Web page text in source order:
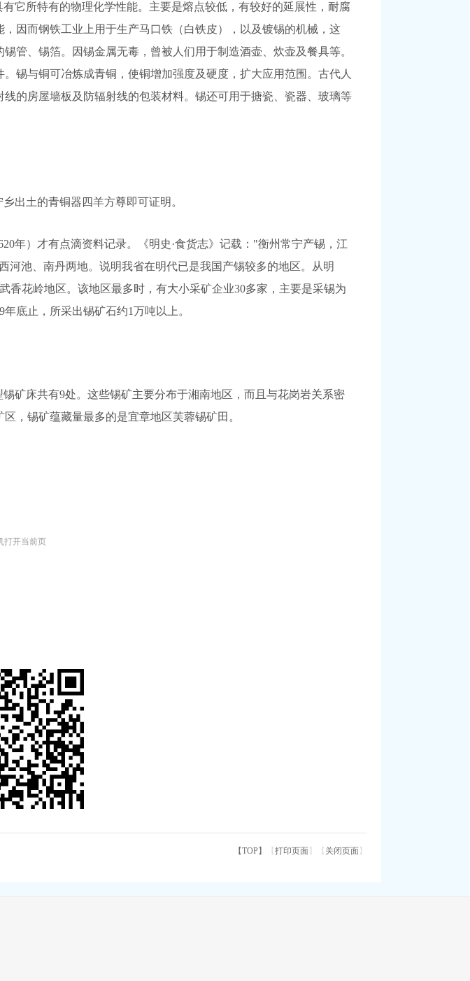
它所特有的物理化学性能。主要是熔点较低，有较好的延展性，耐腐
因而钢铁工业上用于生产马口铁（白铁皮），以及镀锡的机械，这
管、锡箔。因锡金属无毒，曾被人们用于制造酒壶、炊壶及餐具等。
锡与铜可冶炼成青铜，使铜增加强度及硬度，扩大应用范围。古代人
的房屋墙板及防辐射线的包装材料。锡还可用于搪瓷、瓷器、玻璃等
出土的青铜器四羊方尊即可证明。
年）才有点滴资料记录。《明史·食货志》记载："衡州常宁产锡，江
池、南丹两地。说明我省在明代已是我国产锡较多的地区。从明
香花岭地区。该地区最多时，有大小采矿企业30多家，主要是采锡为
底止，所采出锡矿石约1万吨以上。
矿床共有9处。这些锡矿主要分布于湘南地区，而且与花岗岩关系密
，锡矿蕴藏量最多的是宜章地区芙蓉锡矿田。
打开当前页
【TOP】 【打印页面】【 关闭页面】